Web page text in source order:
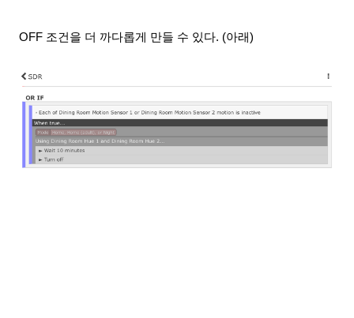
OFF 조건을 더 까다롭게 만들 수 있다. (아래)